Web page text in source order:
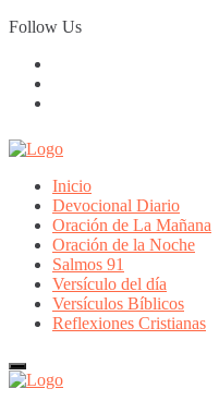
Skip
to
Follow Us
Inicio
Devocional Diario
Oración de La Mañana
Oración de la Noche
Salmos 91
Versículo del día
Versículos Bíblicos
Reflexiones Cristianas